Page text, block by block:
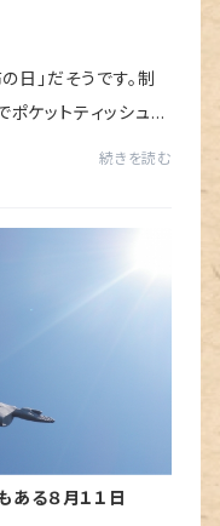
日」だそうです。制
ケットティッシュを
続きを読む
ある８月１１日